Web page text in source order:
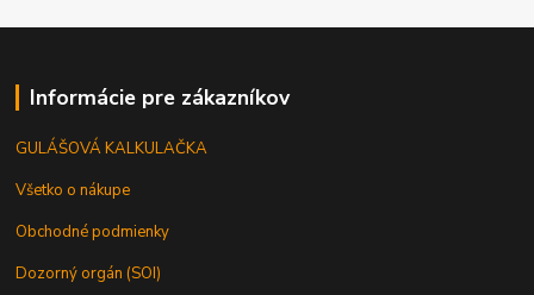
Informácie pre zákazníkov
GULÁŠOVÁ KALKULAČKA
Všetko o nákupe
Obchodné podmienky
Dozorný orgán (SOI)